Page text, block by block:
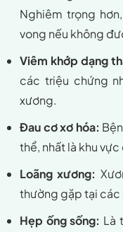
Nghiêm trọng
vong nếu không
Viêm khớp dạng
các triệu chứng
xương.
Đau cơ xơ hóa:
thể, nhất là khu vực
Loãng xương:
thường gặp tại các
Hẹp ống sống: Là